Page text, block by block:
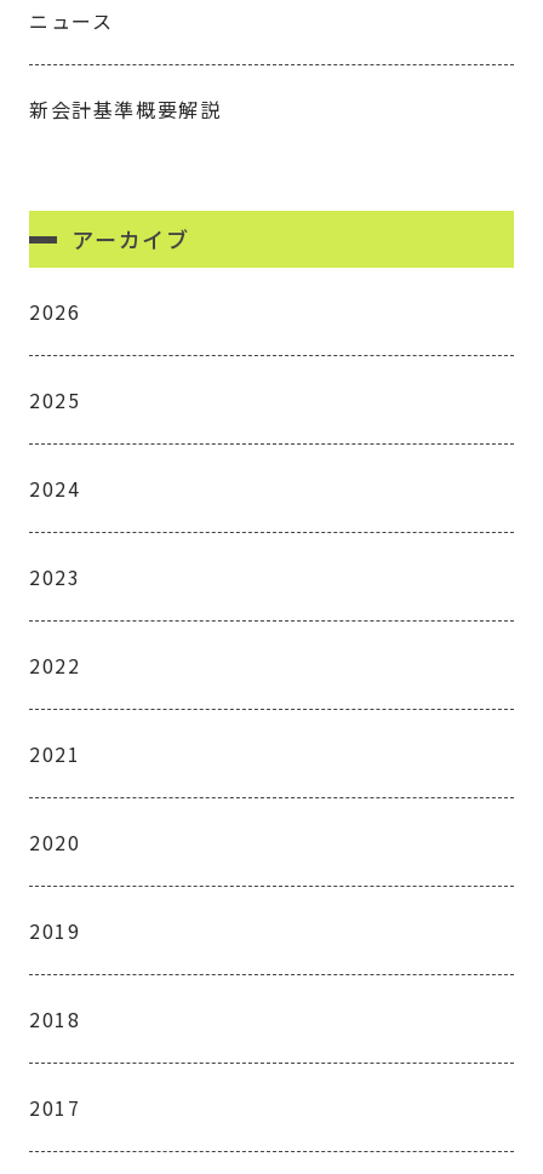
ニュース
新会計基準概要解説
アーカイブ
2026
2025
2024
2023
2022
2021
2020
2019
2018
2017